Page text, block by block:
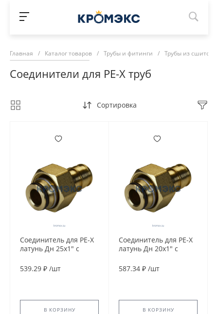
Главная / Каталог товаров / Трубы и фитинги / Трубы из сшитого
Соединители для PE-X труб
Сортировка
Соединитель для PE-X
латунь Дн 25х1" с
прокладкой РОС
539.29 ₽ /шт
В КОРЗИНУ
Соединитель для PE-X
латунь Дн 20х1" с
прокладки РОС
587.34 ₽ /шт
В КОРЗИНУ